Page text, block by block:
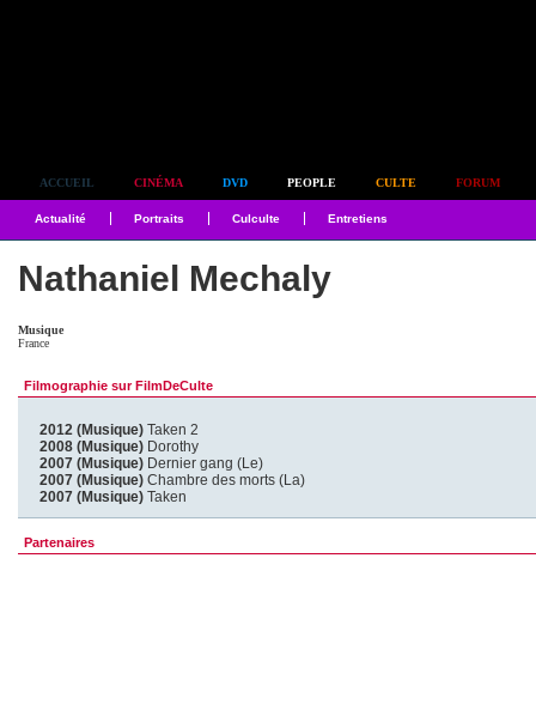
ACCUEIL CINÉMA DVD PEOPLE CULTE FORUM
Actualité Portraits Culculte Entretiens
Nathaniel Mechaly
Musique
France
Filmographie sur FilmDeCulte
2012 (Musique) Taken 2
2008 (Musique) Dorothy
2007 (Musique) Dernier gang (Le)
2007 (Musique) Chambre des morts (La)
2007 (Musique) Taken
Partenaires